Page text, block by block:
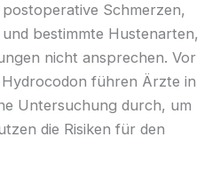
Schmerzen,
bestimmte Hustenarten,
nicht ansprechen. Vor
führen Ärzte in
Untersuchung durch, um
die Risiken für den